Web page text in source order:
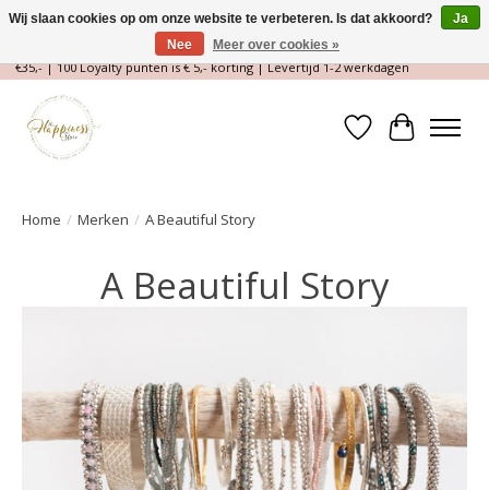
Magische Conceptstore, Edelstenen & Spirituele winkel | Gratis verzending >
€35,- | 100 Loyalty punten is € 5,- korting | Levertijd 1-2 werkdagen
Verlanglijst
Home / Merken / A Beautiful Story
A Beautiful Story
Wij slaan cookies op om onze website te verbeteren. Is dat akkoord?
Ja
Nee
Meer over cookies »